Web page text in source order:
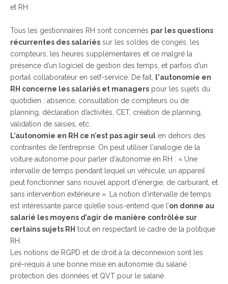
et RH :
Tous les gestionnaires RH sont concernés par les questions
récurrentes des salariés sur les soldes de congés, les
compteurs, les heures supplémentaires et ce malgré la
présence d’un logiciel de gestion des temps, et parfois d’un
portail collaborateur en self-service. De fait, l'autonomie en
RH concerne les salariés et managers pour les sujets du
quotidien : absence, consultation de compteurs ou de
planning, déclaration d’activités, CET, création de planning,
validation de saisies, etc.
L’autonomie en RH ce n’est pas agir seul en dehors des
contraintes de l’entreprise. On peut utiliser l'analogie de la
voiture autonome pour parler d'autonomie en RH : « Une
intervalle de temps pendant lequel un véhicule, un appareil
peut fonctionner sans nouvel apport d'énergie, de carburant, et
sans intervention extérieure ». La notion d’intervalle de temps
est intéressante parce qu’elle sous-entend que l’on donne au
salarié les moyens d’agir de manière contrôlée sur
certains sujets RH tout en respectant le cadre de la politique
RH.
Les notions de RGPD et de droit à la déconnexion sont les
pré-requis à une bonne mise en autonomie du salarié :
protection des données et QVT pour le salarié.